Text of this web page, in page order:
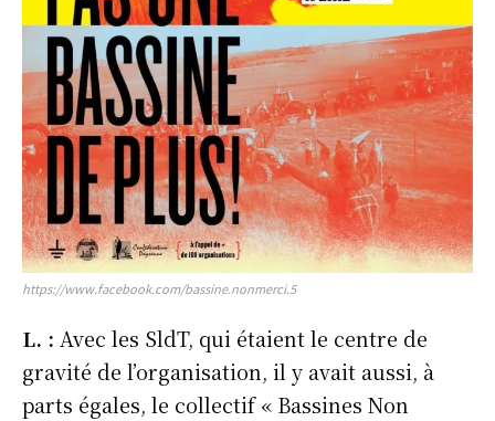
https://www.facebook.com/bassine.nonmerci.5
L. : Avec les SldT, qui étaient le centre de
gravité de l’organisation, il y avait aussi, à
parts égales, le collectif « Bassines Non